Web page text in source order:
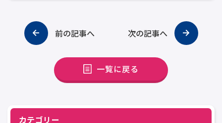
前の記事へ 次の記事へ
一覧に戻る
カテゴリー